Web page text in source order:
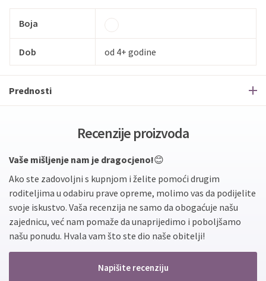
Boja
Dob od 4+ godine
Prednosti
Recenzije proizvoda
Vaše mišljenje nam je dragocjeno!😊
Ako ste zadovoljni s kupnjom i želite pomoći drugim
roditeljima u odabiru prave opreme, molimo vas da podijelite
svoje iskustvo. Vaša recenzija ne samo da obogaćuje našu
zajednicu, već nam pomaže da unaprijedimo i poboljšamo
našu ponudu. Hvala vam što ste dio naše obitelji!
Napišite recenziju